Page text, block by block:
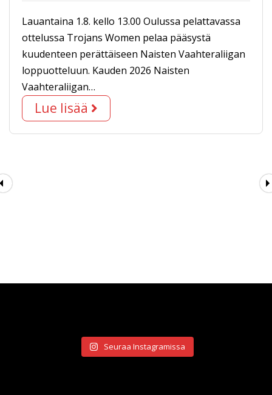
Lauantaina 1.8. kello 13.00 Oulussa pelattavassa
ottelussa Trojans Women pelaa pääsystä
kuudenteen perättäiseen Naisten Vaahteraliigan
loppuotteluun. Kauden 2026 Naisten
Vaahteraliigan…
Lue lisää
Seuraa Instagramissa